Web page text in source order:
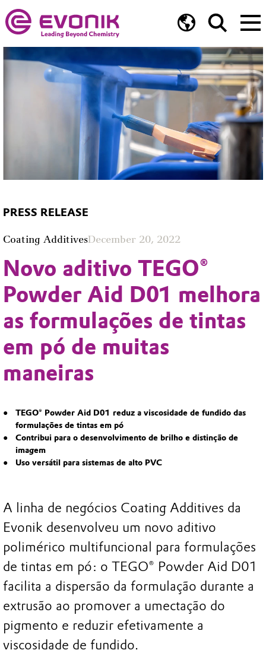
PRESS RELEASE
Coating AdditivesDecember 20, 2022
Novo aditivo TEGO®
Powder Aid D01 melhora
as formulações de tintas
em pó de muitas
maneiras
TEGO® Powder Aid D01 reduz a viscosidade de fundido das
formulações de tintas em pó
Contribui para o desenvolvimento de brilho e distinção de
imagem
Uso versátil para sistemas de alto PVC
A linha de negócios Coating Additives da
Evonik desenvolveu um novo aditivo
polimérico multifuncional para formulações
de tintas em pó: o TEGO® Powder Aid D01
facilita a dispersão da formulação durante a
extrusão ao promover a umectação do
pigmento e reduzir efetivamente a
viscosidade de fundido.